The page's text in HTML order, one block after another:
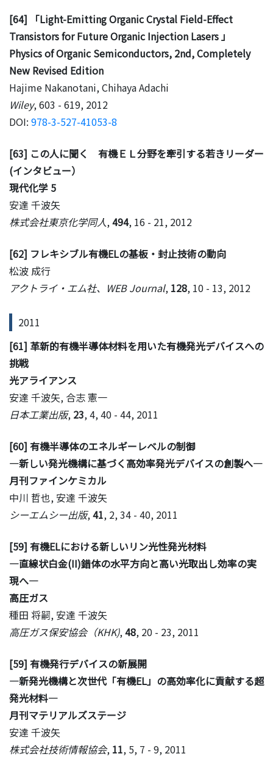
[64] 「Light-Emitting Organic Crystal Field-Effect
Transistors for Future Organic Injection Lasers 」
Physics of Organic Semiconductors, 2nd, Completely
New Revised Edition
Hajime Nakanotani, Chihaya Adachi
Wiley, 603 - 619, 2012
DOI: 978-3-527-41053-8
[63] この人に聞く 有機ＥＬ分野を牽引する若きリーダー
(インタビュー）
現代化学 5
安達 千波矢
株式会社東京化学同人,494, 16 - 21, 2012
[62] フレキシブル有機ELの基板・封止技術の動向
松波 成行
アクトライ・エム社、WEB Journal, 128, 10 - 13, 2012
2011
[61] 革新的有機半導体材料を用いた有機発光デバイスへの
挑戦
光アライアンス
安達 千波矢, 合志 憲一
日本工業出版, 23, 4, 40 - 44, 2011
[60] 有機半導体のエネルギーレベルの制御
―新しい発光機構に基づく高効率発光デバイスの創製へ―
月刊ファインケミカル
中川 哲也, 安達 千波矢
シーエムシー出版,41, 2, 34 - 40, 2011
[59] 有機ELにおける新しいリン光性発光材料
―直線状白金(II)錯体の水平方向と高い光取出し効率の実
現へ―
高圧ガス
種田 将嗣, 安達 千波矢
高圧ガス保安協会（KHK),48, 20 - 23, 2011
[59] 有機発行デバイスの新展開
―新発光機構と次世代「有機EL」の高効率化に貢献する超
発光材料―
月刊マテリアルズステージ
安達 千波矢
株式会社技術情報協会, 11, 5, 7 - 9, 2011